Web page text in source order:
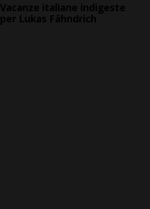
Vacanze italiane indigeste
per Lukas Fähndrich